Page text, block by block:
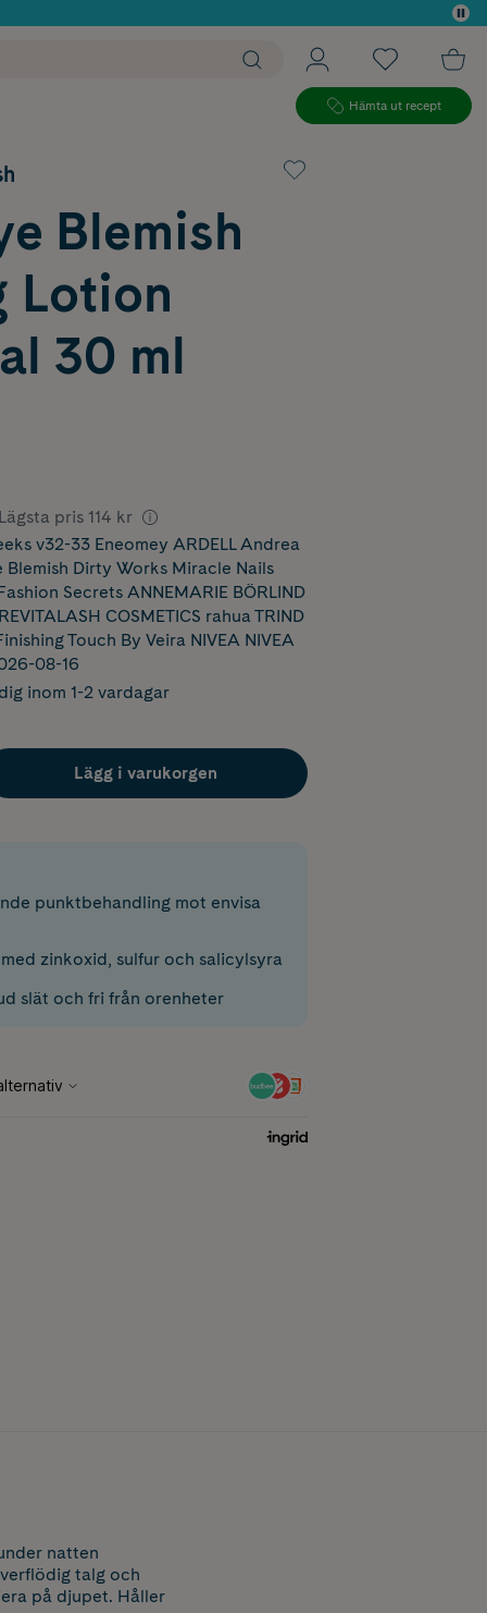
Hämta ut recept
Blemish
Lotion
30 ml
pris 114 kr
v32-33 Eneomey ARDELL Andrea
Blemish Dirty Works Miracle Nails
Secrets ANNEMARIE BÖRLIND
COSMETICS rahua TRIND
Touch By Veira NIVEA NIVEA
08-16
inom 1-2 vardagar
Lägg i varukorgen
punktbehandling mot envisa
zinkoxid, sulfur och salicylsyra
slät och fri från orenheter
natten
talg och
på djupet. Håller